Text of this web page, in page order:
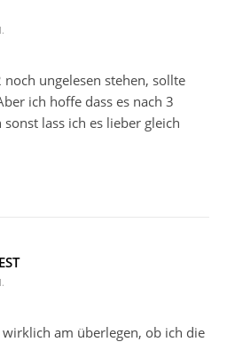
ungelesen stehen, sollte
ich hoffe dass es nach 3
lass ich es lieber gleich
am überlegen, ob ich die